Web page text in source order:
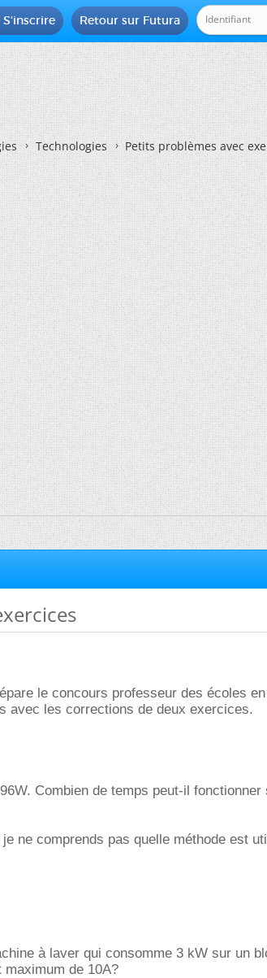
Retour sur Futura
S'inscrire
Technologies Petits problèmes avec
le concours professeur des écoles
avec les corrections de deux exercices.
Combien de temps peut-il fonctionner
ne comprends pas quelle méthode est
à laver qui consomme 3 kW sur un
de 10A?